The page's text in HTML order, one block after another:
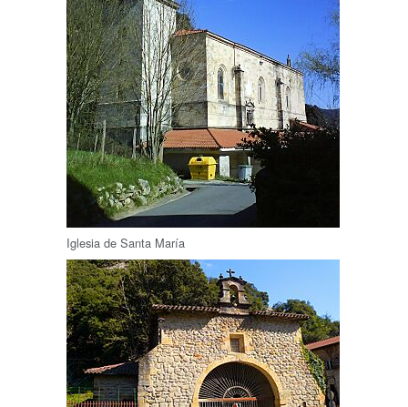
Iglesia de Santa María